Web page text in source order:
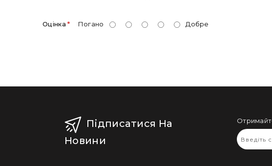
Оцінка Погано Добре
Підписатися На
Новини